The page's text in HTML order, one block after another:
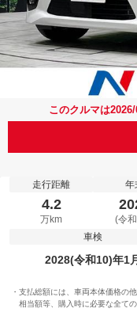
このクルマは
走行距離
4.2
万km
年
(令
車検
2028(令和10)年1月
支払総額には、車両本体価格の
相当額等、購入時に必要な全て